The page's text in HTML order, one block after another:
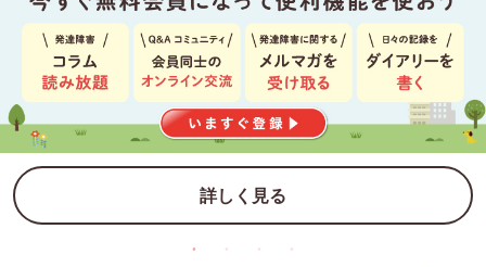
詳しく見る